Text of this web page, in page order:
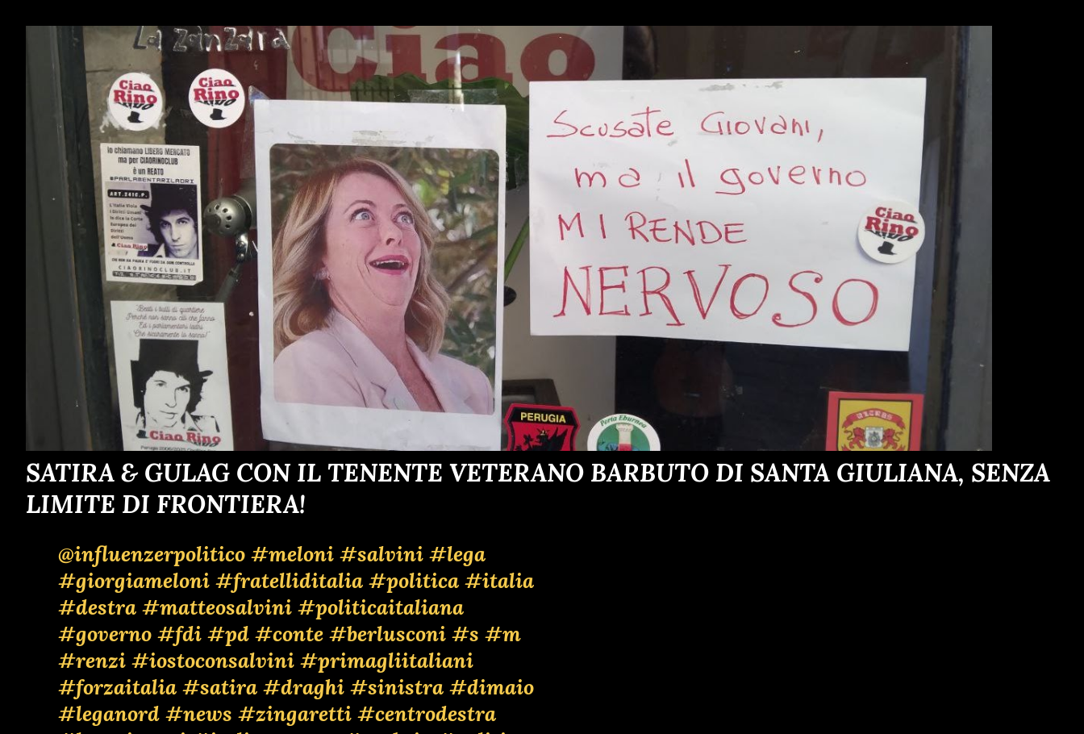
SATIRA & GULAG CON IL TENENTE VETERANO BARBUTO DI SANTA GIULIANA, SENZA
LIMITE DI FRONTIERA!
@influenzerpolitico #meloni #salvini #lega
#giorgiameloni #fratelliditalia #politica #italia
#destra #matteosalvini #politicaitaliana
#governo #fdi #pd #conte #berlusconi #s #m
#renzi #iostoconsalvini #primagliitaliani
#forzaitalia #satira #draghi #sinistra #dimaio
#leganord #news #zingaretti #centrodestra